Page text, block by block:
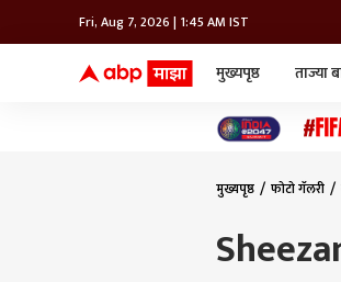
Fri, Aug 7, 2026 | 1:45 AM IST
मुख्यपृष्ठ ताज्या
मुख्यपृष्ठ फोटो गॅलरी